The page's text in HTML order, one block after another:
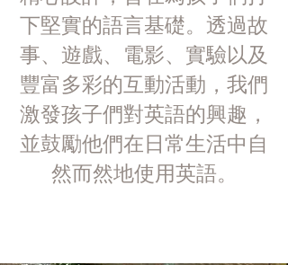
下堅實的語言基礎。透過故
事、遊戲、電影、實驗以及
豐富多彩的互動活動，我們
激發孩子們對英語的興趣，
並鼓勵他們在日常生活中自
然而然地使用英語。